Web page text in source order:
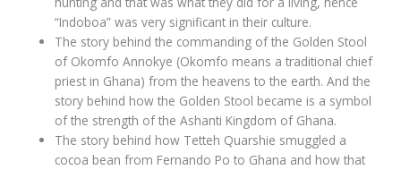
“Indoboa” was very significant in their culture.
The story behind the commanding of the Golden Stool
of Okomfo Annokye (Okomfo means a traditional chief
priest in Ghana) from the heavens to the earth. And the
story behind how the Golden Stool became is a symbol
of the strength of the Ashanti Kingdom of Ghana.
The story behind how Tetteh Quarshie smuggled a
cocoa bean from Fernando Po to Ghana and how that